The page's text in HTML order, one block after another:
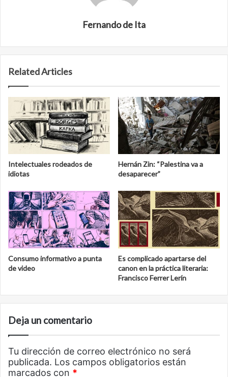
Fernando de Ita
Related Articles
Intelectuales rodeados de
idiotas
Hernán Zin: “Palestina va a
desaparecer”
Consumo informativo a punta
de video
Es complicado apartarse del
canon en la práctica literaria:
Francisco Ferrer Lerín
Deja un comentario
Tu dirección de correo electrónico no será
publicada. Los campos obligatorios están
marcados con *